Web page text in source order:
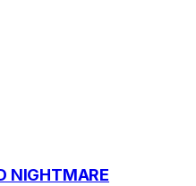
NIGHTMARE